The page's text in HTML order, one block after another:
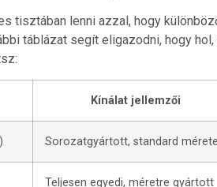
tisztában lenni azzal, hogy
táblázat segít eligazodni, hogy
Kínálat jellemzői
Sorozatgyártott, standard
Teljesen egyedi, méretre gyártott